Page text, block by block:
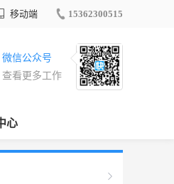
移动端 15362300515
微信公众号
查看更多工作
心